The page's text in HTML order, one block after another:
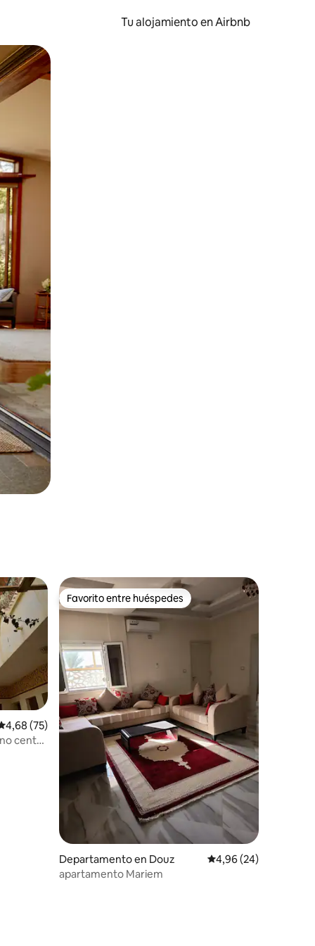
Tu alojamiento en Airbnb
dedo.
promedio: 4,68 de 5. 75 evaluaciones
4,68 (75)
centro
Favorito entre huéspedes
Favorito entre huéspedes
Departamento en Douz Calificación
4,96 (24)
apartamento Mariem